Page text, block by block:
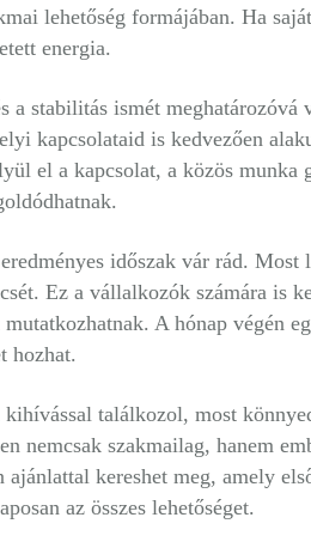
lehetőség formájában. Ha
energia.
a stabilitás ismét
kapcsolataid is kedvezően
el a kapcsolat, a közös
időszak vár rád.
Ez a vállalkozók számára is
A hónap végén
hozhat.
találkozol, most
nemcsak szakmailag, hanem
ajánlattal kereshet meg, amely
az összes lehetőséget.